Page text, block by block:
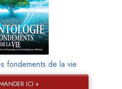
fondements de la vie
ICI »